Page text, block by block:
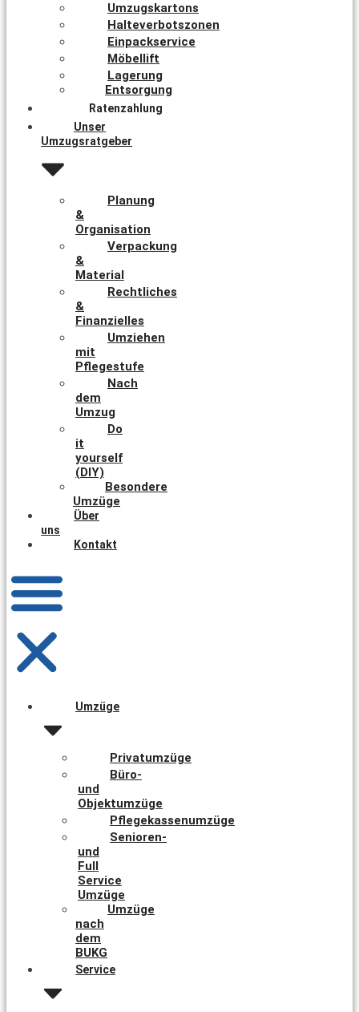
Umzugskartons
Halteverbotszonen
Einpackservice
Möbellift
Lagerung
Entsorgung
Ratenzahlung
Unser
Umzugsratgeber
Planung
&
Organisation
Verpackung
&
Material
Rechtliches
&
Finanzielles
Umziehen
mit
Pflegestufe
Nach
dem
Umzug
Do
it
yourself
(DIY)
Besondere
Umzüge
Über
uns
Kontakt
Umzüge
Privatumzüge
Büro-
und
Objektumzüge
Pflegekassenumzüge
Senioren-
und
Full
Service
Umzüge
Umzüge
nach
dem
BUKG
Service